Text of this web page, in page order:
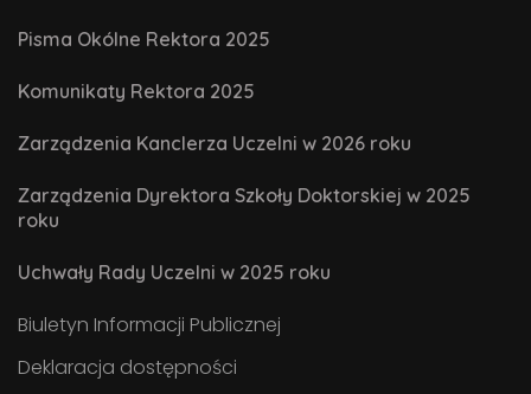
Pisma Okólne Rektora 2025
Komunikaty Rektora 2025
Zarządzenia Kanclerza Uczelni w 2026 roku
Zarządzenia Dyrektora Szkoły Doktorskiej w 2025
roku
Uchwały Rady Uczelni w 2025 roku
Biuletyn Informacji Publicznej
Deklaracja dostępności